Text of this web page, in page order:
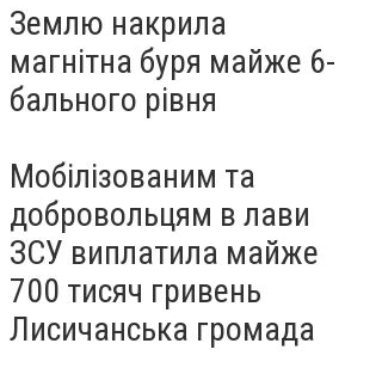
Землю накрила
магнітна буря майже 6-
бального рівня
Мобілізованим та
добровольцям в лави
ЗСУ виплатила майже
700 тисяч гривень
Лисичанська громада